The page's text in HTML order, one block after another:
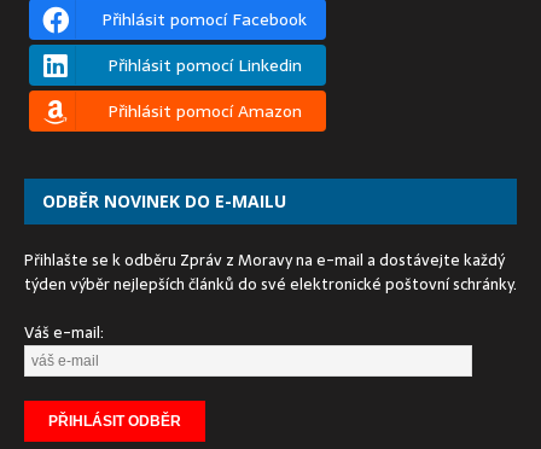
Přihlásit pomocí Facebook
Přihlásit pomocí Linkedin
Přihlásit pomocí Amazon
ODBĚR NOVINEK DO E-MAILU
Přihlašte se k odběru Zpráv z Moravy na e-mail a dostávejte každý
týden výběr nejlepších článků do své elektronické poštovní schránky.
Váš e-mail: